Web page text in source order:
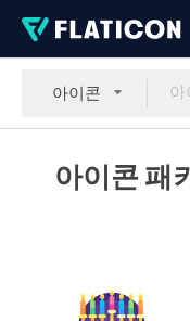
아이콘
아이콘 패